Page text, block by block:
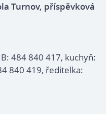
Turnov, příspěvková
484 840 417, kuchyň:
840 419, ředitelka: